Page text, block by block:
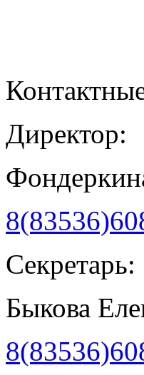
Директор:
Секретарь:
Быкова